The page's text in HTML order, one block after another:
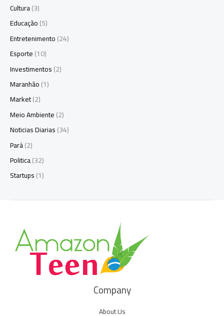
Cultura(3)
Educação(5)
Entretenimento(24)
Esporte(10)
Investimentos(2)
Maranhão(1)
Market(2)
Meio Ambiente(2)
Noticias Diarias(34)
Pará(2)
Politica(32)
Startups(1)
Company
About Us